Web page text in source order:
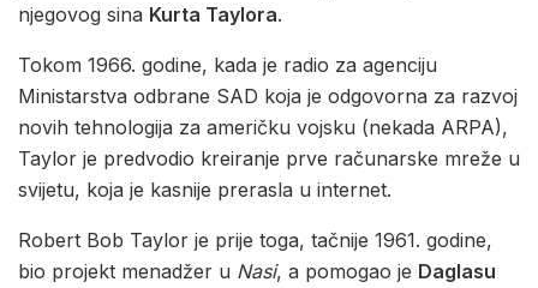
njegovog sina Kurta Taylora.
Tokom 1966. godine, kada je radio za agenciju
Ministarstva odbrane SAD koja je odgovorna za razvoj
novih tehnologija za američku vojsku (nekada ARPA),
Taylor je predvodio kreiranje prve računarske mreže u
svijetu, koja je kasnije prerasla u internet.
Robert Bob Taylor je prije toga, tačnije 1961. godine,
bio projekt menadžer u Nasi, a pomogao je Daglasu